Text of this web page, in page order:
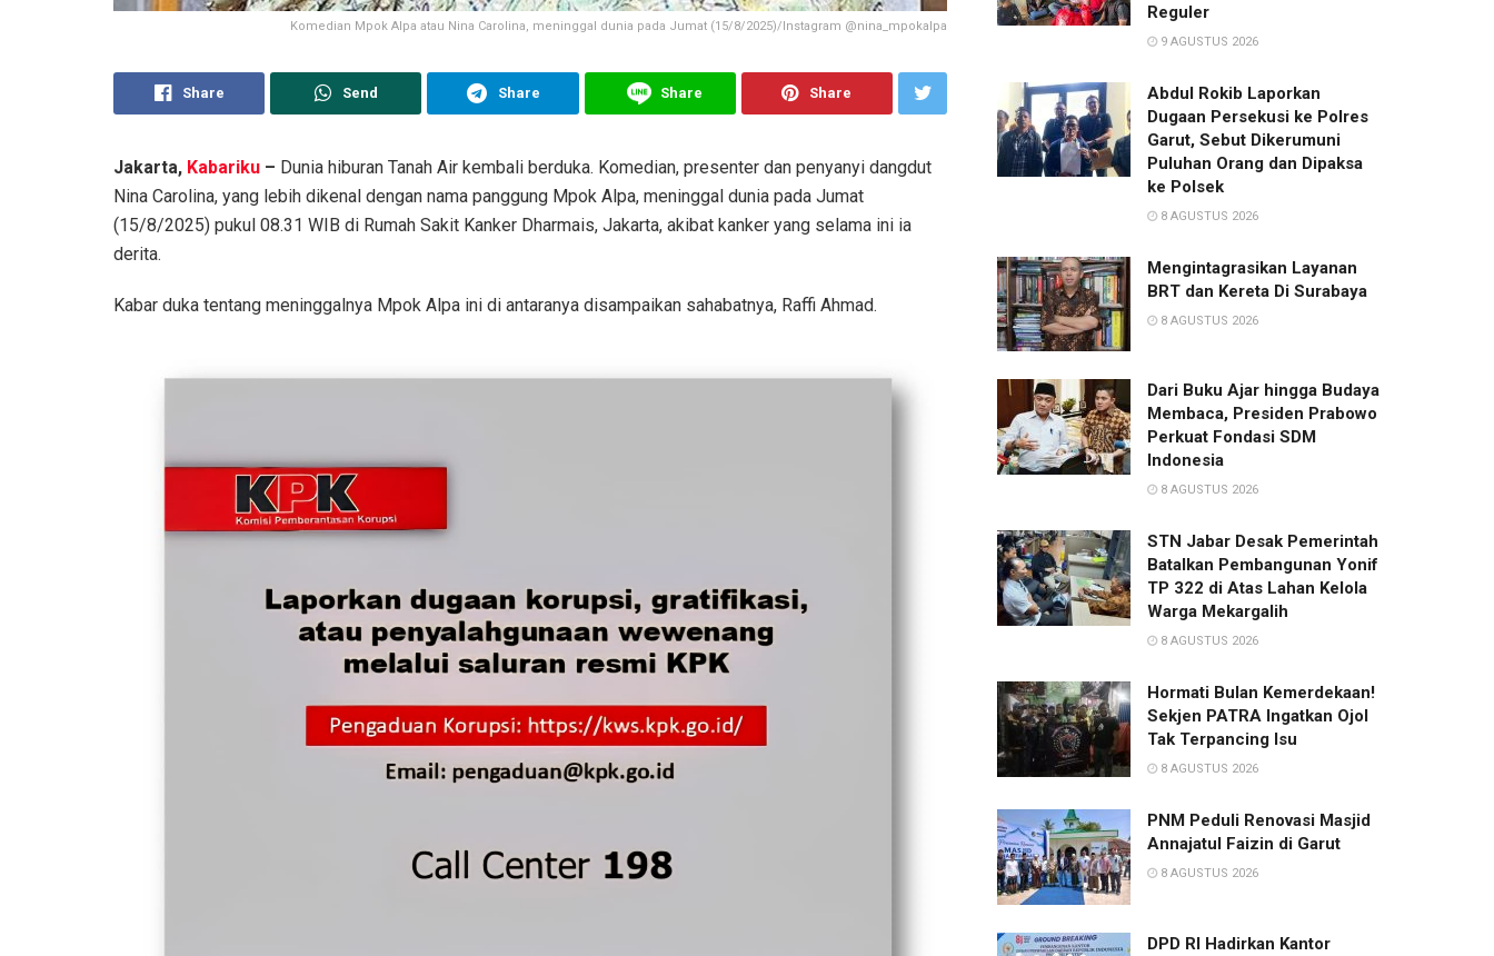
Komedian Mpok Alpa atau Nina Carolina, meninggal dunia pada Jumat (15/8/2025)/Instagram @nina_mpokalpa
Share Send Share Share Share
Jakarta, Kabariku – Dunia hiburan Tanah Air kembali berduka. Komedian, presenter dan penyanyi dangdut
Nina Carolina, yang lebih dikenal dengan nama panggung Mpok Alpa, meninggal dunia pada Jumat
(15/8/2025) pukul 08.31 WIB di Rumah Sakit Kanker Dharmais, Jakarta, akibat kanker yang selama ini ia
derita.
Kabar duka tentang meninggalnya Mpok Alpa ini di antaranya disampaikan sahabatnya, Raffi Ahmad.
Reguler
9 AGUSTUS 2026
Abdul Rokib Laporkan
Dugaan Persekusi ke Polres
Garut, Sebut Dikerumuni
Puluhan Orang dan Dipaksa
ke Polsek
8 AGUSTUS 2026
Mengintagrasikan Layanan
BRT dan Kereta Di Surabaya
8 AGUSTUS 2026
Dari Buku Ajar hingga Budaya
Membaca, Presiden Prabowo
Perkuat Fondasi SDM
Indonesia
8 AGUSTUS 2026
STN Jabar Desak Pemerintah
Batalkan Pembangunan Yonif
TP 322 di Atas Lahan Kelola
Warga Mekargalih
8 AGUSTUS 2026
Hormati Bulan Kemerdekaan!
Sekjen PATRA Ingatkan Ojol
Tak Terpancing Isu
8 AGUSTUS 2026
PNM Peduli Renovasi Masjid
Annajatul Faizin di Garut
8 AGUSTUS 2026
DPD RI Hadirkan Kantor